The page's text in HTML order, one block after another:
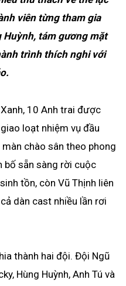
viên từng tham gia
Huỳnh, tám gương mặt
trình thích nghi với
10 Anh trai được
loạt nhiệm vụ đầu
chào sân theo phong
bố sẵn sàng rời cuộc
tồn, còn Vũ Thịnh liên
dàn cast nhiều lần rơi
thành hai đội. Đội Ngũ
Hùng Huỳnh, Anh Tú và